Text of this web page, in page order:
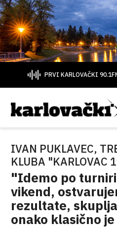
PRVI KARLOVAČKI
IVAN PUKLAVEC,
KLUBA "KARLOVAC
"Idemo po
vikend,
rezultate,
onako klasično